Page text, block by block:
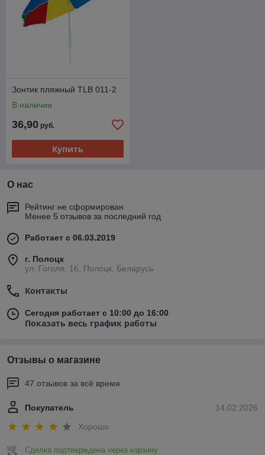
Зонтик пляжный TLB 011-2
В наличии
36,90 руб.
Купить
О нас
Рейтинг не сформирован
Менее 5 отзывов за последний год
Работает с 06.03.2019
г. Полоцк
ул. Гоголя, 16, Полоцк, Беларусь
Контакты
Сегодня работает с 10:00 до 16:00
Показать весь график работы
Отзывы о магазине
47 отзывов за всё время
14.02.2026
Покупатель
Хорошо
Сделка подтверждена через корзину